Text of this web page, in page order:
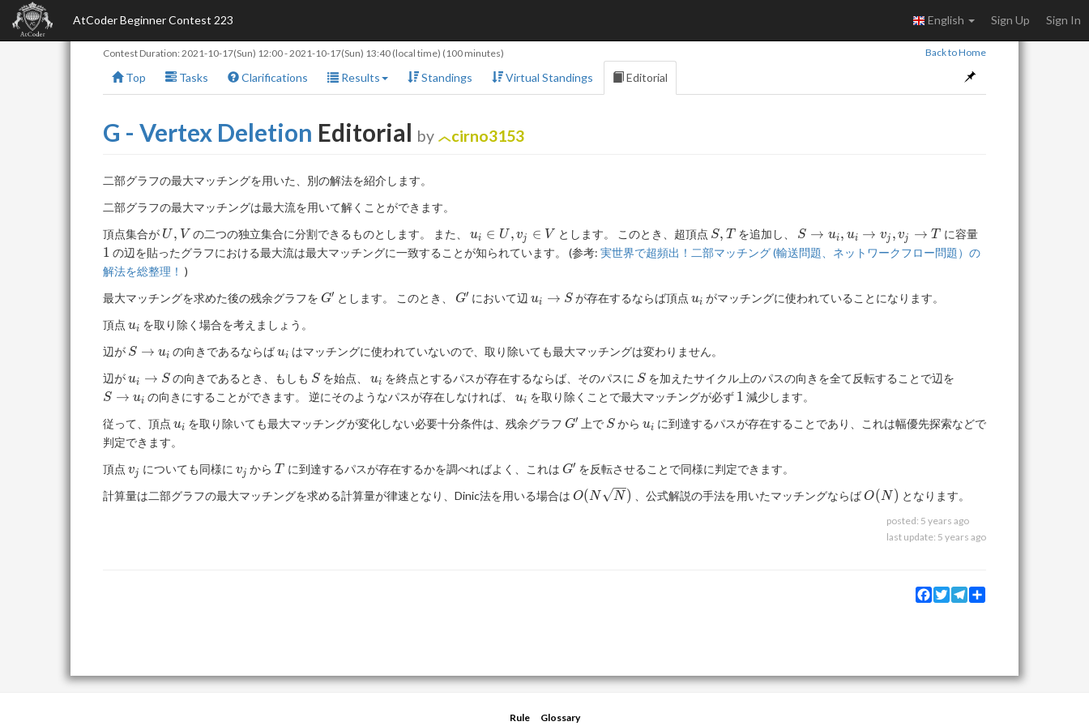
AtCoder Beginner Contest 223 English Sign Up Sign In
Contest Duration: 2021-10-17(Sun) 12:00-2021-10-17(Sun) 13:40 (local time) (100 minutes) Back to Home
Top Tasks Clarifications Results Standings Virtual Standings Editorial
G - Vertex Deletion Editorial by cirno3153
二部グラフの最大マッチングを用いた、別の解法を紹介します。
二部グラフの最大マッチングは最大流を用いて解くことができます。
頂点集合が U,
V
U , V の二つの独立集合に分割できるものとします。 また、u_i
\in
\in
ui ∈ U , vj ∈ V とします。 このとき、超頂点 S,
T
S, T を追加し、 S
\rightarrow
v_j, v_j
S → ui , ui → vj , vj → T に容量1
1 の辺を貼ったグラフにおける最大流は最大マッチングに一致することが知られています。 (参考: 実世界で超頻出！二部マッチング (輸送問題、ネットワークフロー問題）の
解法を総整理！‬ )
最大マッチングを求めた後の残余グラフを G'
G′ とします。 このとき、 G'
G′ において辺 u_i
ui → S が存在するならば頂点u_i
ui がマッチングに使われていることになります。
頂点 u_i
ui を取り除く場合を考えましょう。
辺が S
u_i
S → ui の向きであるならばu_i
ui はマッチングに使われていないので、取り除いても最大マッチングは変わりません。
辺がu_i
\rightarrow
ui → S の向きであるとき、もしも S
S を始点、u_i
ui を終点とするパスが存在するならば、そのパスに S
S を加えたサイクル上のパスの向きを全て反転することで辺を
S → ui の向きにすることができます。 逆にそのようなパスが存在しなければ、u_i
ui を取り除くことで最大マッチングが必ず 1
1 減少します。
従って、頂点 u_i
ui を取り除いても最大マッチングが変化しない必要十分条件は、残余グラフ G'
G′ 上で S
Sから u_i
ui に到達するパスが存在することであり、これは幅優先探索などで
判定できます。
頂点 v_j
vj についても同様に v_j
vj からT
T に到達するパスが存在するかを調べればよく、これは G'
G′ を反転させることで同様に判定できます。
計算量は二部グラフの最大マッチングを求める計算量が律速となり、Dinic法を用いる場合は O(N
O(N N ) 、公式解説の手法を用いたマッチングならばO(N)
O(N ) となります。
posted: 5 years ago
last update: 5 years ago
Facebook
TwitterTelegram
Rule Glossary